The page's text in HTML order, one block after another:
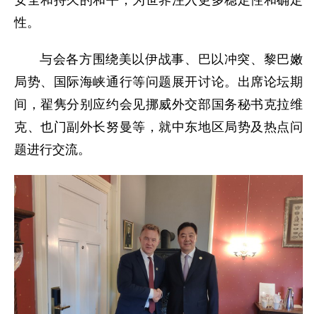
性。
与会各方围绕美以伊战事、巴以冲突、黎巴嫩
局势、国际海峡通行等问题展开讨论。出席论坛期
间，翟隽分别应约会见挪威外交部国务秘书克拉维
克、也门副外长努曼等，就中东地区局势及热点问
题进行交流。